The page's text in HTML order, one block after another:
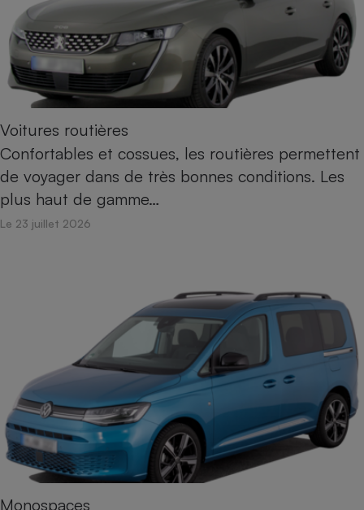
Voitures routières
Confortables et cossues, les routières permettent
de voyager dans de très bonnes conditions. Les
plus haut de gamme…
Le 23 juillet 2026
Monospaces